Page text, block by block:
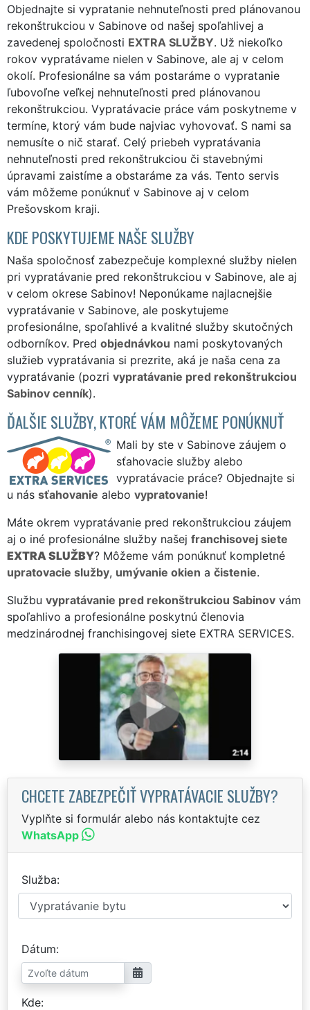
Objednajte si vypratanie nehnuteľnosti pred plánovanou
rekonštrukciou v Sabinove od našej spoľahlivej a
zavedenej spoločnosti EXTRA SLUŽBY. Už niekoľko
rokov vypratávame nielen v Sabinove, ale aj v celom
okolí. Profesionálne sa vám postaráme o vypratanie
ľubovoľne veľkej nehnuteľnosti pred plánovanou
rekonštrukciou. Vypratávacie práce vám poskytneme v
termíne, ktorý vám bude najviac vyhovovať. S nami sa
nemusíte o nič starať. Celý priebeh vypratávania
nehnuteľnosti pred rekonštrukciou či stavebnými
úpravami zaistíme a obstaráme za vás. Tento servis
vám môžeme ponúknuť v Sabinove aj v celom
Prešovskom kraji.
KDE POSKYTUJEME NAŠE SLUŽBY
Naša spoločnosť zabezpečuje komplexné služby nielen
pri vypratávanie pred rekonštrukciou v Sabinove, ale aj
v celom okrese Sabinov! Neponúkame najlacnejšie
vypratávanie v Sabinove, ale poskytujeme
profesionálne, spoľahlivé a kvalitné služby skutočných
odborníkov. Pred objednávkou nami poskytovaných
služieb vypratávania si prezrite, aká je naša cena za
vypratávanie (pozri vypratávanie pred rekonštrukciou
Sabinov cenník).
ĎALŠIE SLUŽBY, KTORÉ VÁM MÔŽEME PONÚKNUŤ
Mali by ste v Sabinove záujem o
sťahovacie služby alebo
vypratávacie práce? Objednajte si
u nás sťahovanie alebo vypratovanie!
Máte okrem vypratávanie pred rekonštrukciou záujem
aj o iné profesionálne služby našej franchisovej siete
EXTRA SLUŽBY? Môžeme vám ponúknuť kompletné
upratovacie služby, umývanie okien a čistenie.
Službu vypratávanie pred rekonštrukciou Sabinov vám
spoľahlivo a profesionálne poskytnú členovia
medzinárodnej franchisingovej siete EXTRA SERVICES.
CHCETE ZABEZPEČIŤ VYPRATÁVACIE SLUŽBY?
Vyplňte si formulár alebo nás kontaktujte cez
WhatsApp
Služba
Dátum
Kde